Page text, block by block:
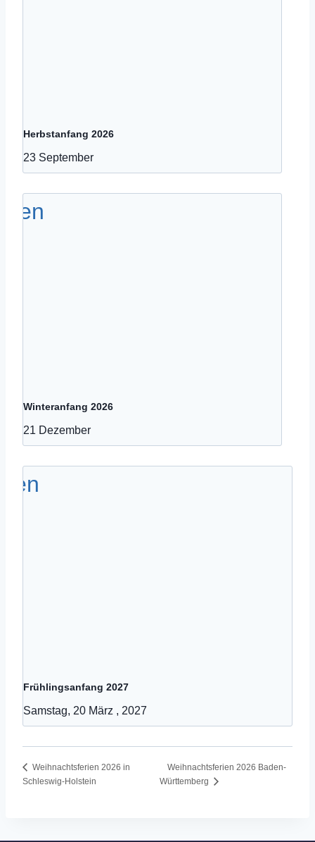
Herbstanfang 2026
23 September
Winteranfang 2026
21 Dezember
Frühlingsanfang 2027
Samstag, 20 März , 2027
Weihnachtsferien 2026 in
Schleswig-Holstein
Weihnachtsferien 2026 Baden-
Württemberg